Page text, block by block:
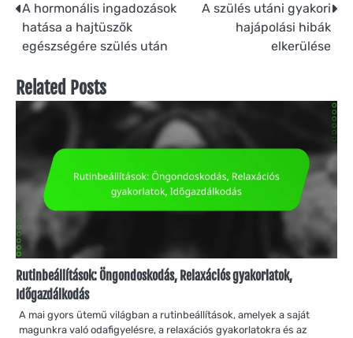
Post
navigation
A hormonális ingadozások
hatása a hajtüszők
egészségére szülés után
A szülés utáni gyakori
hajápolási hibák
elkerülése
Related Posts
Rutinbeállítások: Öngondoskodás, Relaxációs gyakorlatok,
Időgazdálkodás
A mai gyors ütemű világban a rutinbeállítások, amelyek a saját
magunkra való odafigyelésre, a relaxációs gyakorlatokra és az